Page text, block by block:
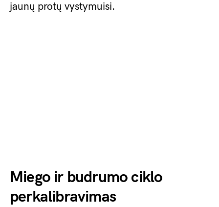
jaunų protų vystymuisi.
Miego ir budrumo ciklo
perkalibravimas